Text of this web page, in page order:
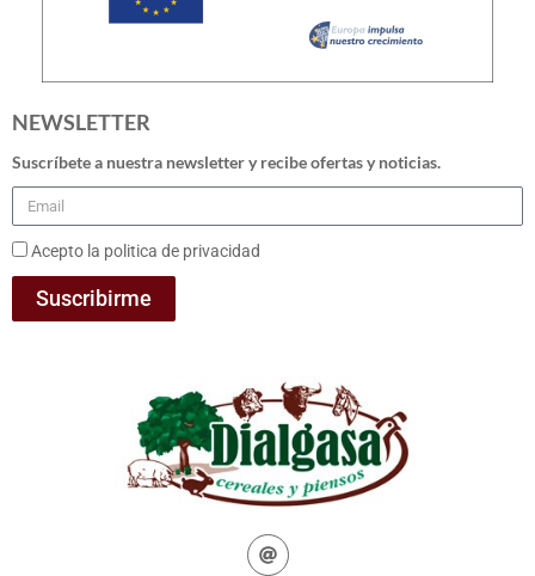
NEWSLETTER
Suscríbete a nuestra newsletter y recibe ofertas y noticias.
Acepto la politica de privacidad
Suscribirme